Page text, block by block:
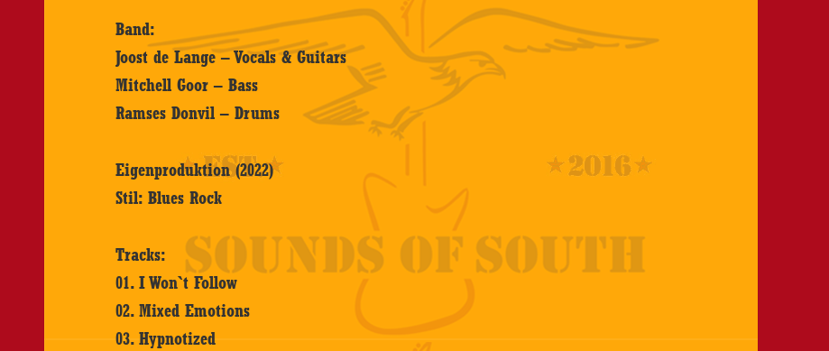
Band:
Joost de Lange – Vocals & Guitars
Mitchell Goor – Bass
Ramses Donvil – Drums
Eigenproduktion (2022)
Stil: Blues Rock
Tracks:
01. I Won`t Follow
02. Mixed Emotions
03. Hypnotized